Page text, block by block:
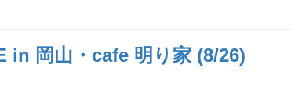
in 岡山・cafe 明り家 (8/26)